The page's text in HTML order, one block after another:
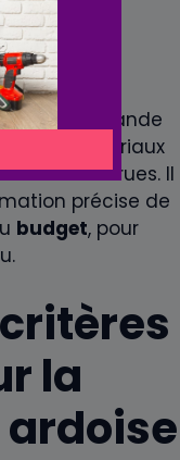
surface
un rôle
. Une grande
de matériaux
travail accrues. Il
précise de
budget, pour
la